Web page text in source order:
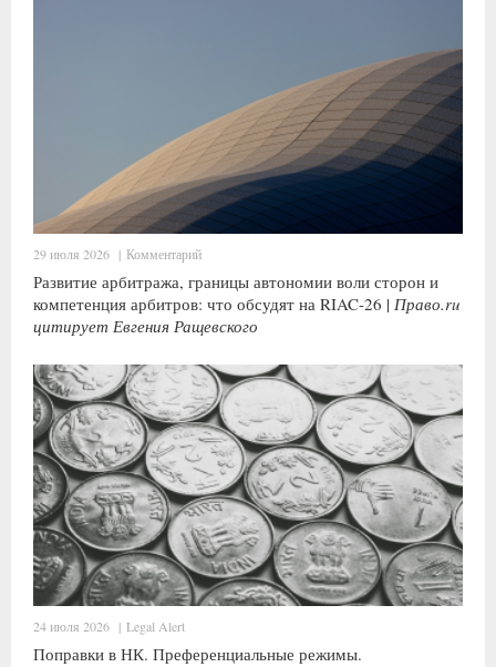
29 июля 2026 | Комментарий
Развитие арбитража, границы автономии воли сторон и
компетенция арбитров: что обсудят на RIAC-26 | Право.ru
цитирует Евгения Ращевского
24 июля 2026 | Legal Alert
Поправки в НК. Преференциальные режимы.